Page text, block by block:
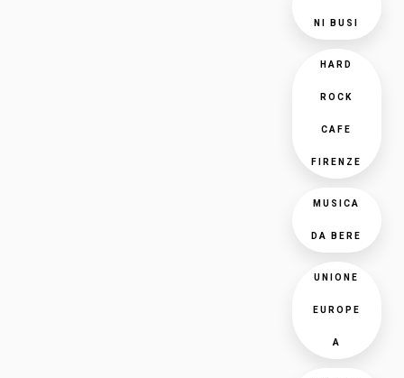
NI BUSI
HARD
ROCK
CAFE
FIRENZE
MUSICA
DA BERE
UNIONE
EUROPE
A